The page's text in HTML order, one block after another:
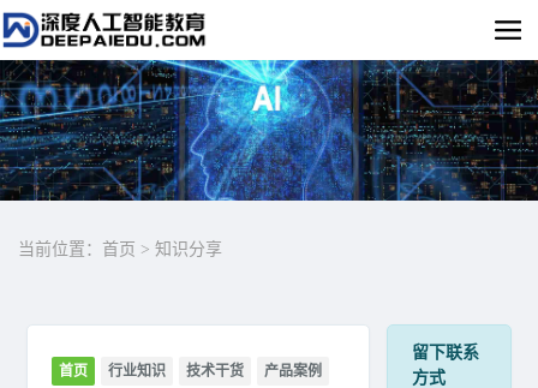
当前位置： 首页 > 知识分享
首页 行业知识 技术干货 产品案例
留下联系
方式